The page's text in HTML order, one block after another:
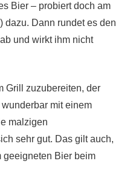
Bier – probiert doch am
dazu. Dann rundet es den
und wirkt ihm nicht
Grill zuzubereiten, der
mit einem
malzigen
sehr gut. Das gilt auch,
geeigneten Bier beim